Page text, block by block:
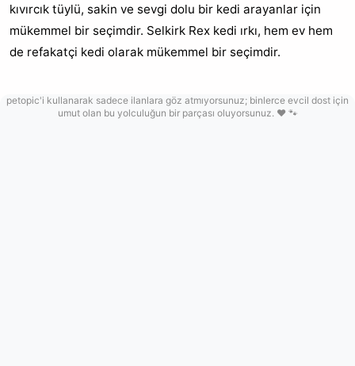
kıvırcık tüylü, sakin ve sevgi dolu bir kedi arayanlar için
mükemmel bir seçimdir. Selkirk Rex kedi ırkı, hem ev hem
de refakatçi kedi olarak mükemmel bir seçimdir.
petopic'i kullanarak sadece ilanlara göz atmıyorsunuz; binlerce evcil dost için
umut olan bu yolculuğun bir parçası oluyorsunuz. ❤️ 🐾